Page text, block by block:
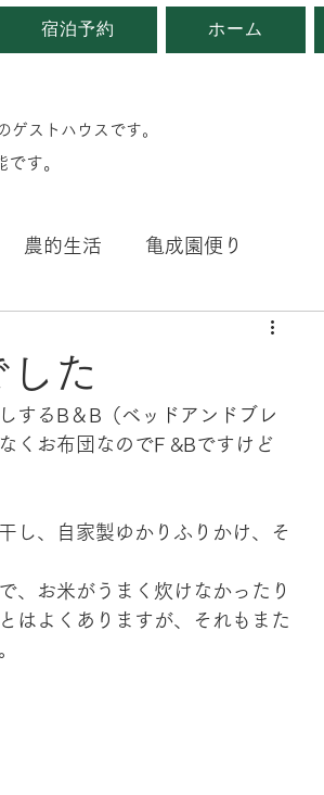
ゲストハウスです。
す。
宿泊予約 ホーム
農的生活 亀成園便り
地域自慢
た
するB＆B（ベッドアンドブレ
くお布団なのでF &Bですけど
し、自家製ゆかりふりかけ、そ
、お米がうまく炊けなかったり
はよくありますが、それもまた